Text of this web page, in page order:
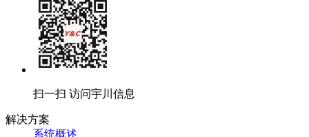
扫一扫 访问宇川信息
解决方案
系统概述